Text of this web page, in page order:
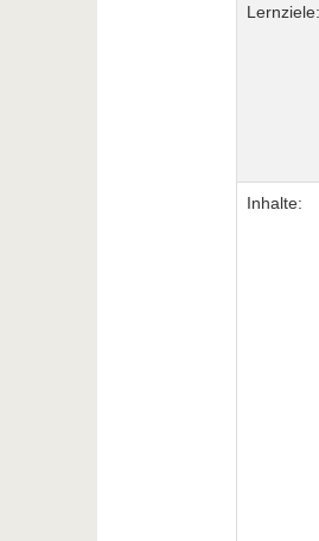
Lernziele:
Inhalte: